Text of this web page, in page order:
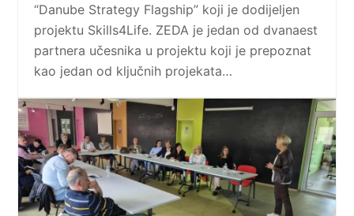
“Danube Strategy Flagship” koji je dodijeljen
projektu Skills4Life. ZEDA je jedan od dvanaest
partnera učesnika u projektu koji je prepoznat
kao jedan od ključnih projekata…